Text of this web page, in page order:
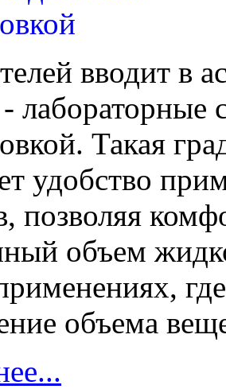
вводит в
лабораторные
Такая
удобство
позволяя
объем
объема